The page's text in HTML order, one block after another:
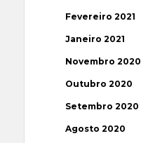
Fevereiro 2021
Janeiro 2021
Novembro 2020
Outubro 2020
Setembro 2020
Agosto 2020